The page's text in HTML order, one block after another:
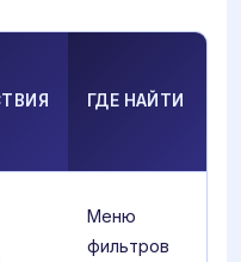
ГДЕ НАЙТИ
Меню
фильтров